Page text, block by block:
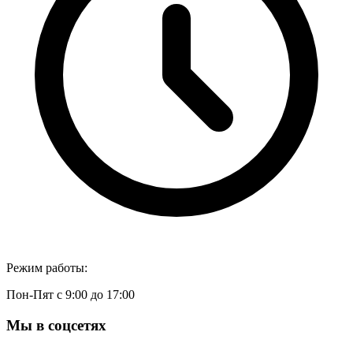
Режим работы:
Пон-Пят с 9:00 до 17:00
Мы в соцсетях